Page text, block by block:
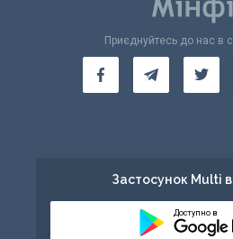
Приєднуйтесь до нас в
Застосунок Multi
Доступно в